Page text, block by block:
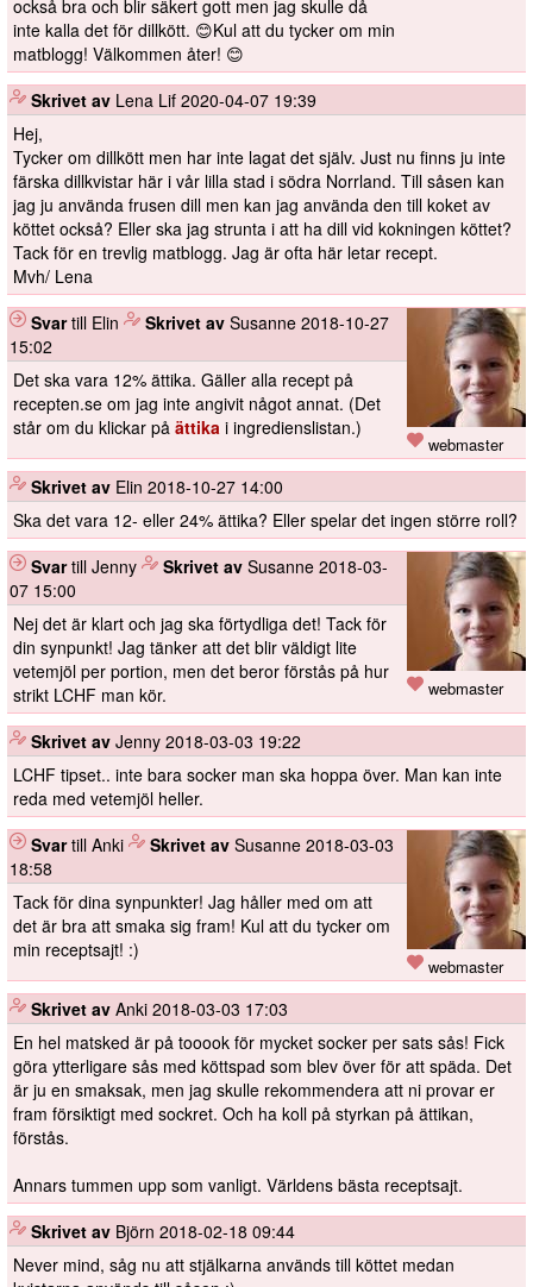
också bra och blir säkert gott men jag skulle då
inte kalla det för dillkött. 😊Kul att du tycker om min
matblogg! Välkommen åter! 😊
Skrivet av Lena Lif 2020-04-07 19:39
Hej,
Tycker om dillkött men har inte lagat det själv. Just nu finns ju inte
färska dillkvistar här i vår lilla stad i södra Norrland. Till såsen kan
jag ju använda frusen dill men kan jag använda den till koket av
köttet också? Eller ska jag strunta i att ha dill vid kokningen köttet?
Tack för en trevlig matblogg. Jag är ofta här letar recept.
Mvh/ Lena
webmaster
Svartill Elin Skrivet av Susanne 2018-10-27
15:02
Det ska vara 12% ättika. Gäller alla recept på
recepten.se om jag inte angivit något annat. (Det
står om du klickar på ättika i ingredienslistan.)
Skrivet av Elin 2018-10-27 14:00
Ska det vara 12- eller 24% ättika? Eller spelar det ingen större roll?
webmaster
Svartill Jenny Skrivet av Susanne 2018-03-
07 15:00
Nej det är klart och jag ska förtydliga det! Tack för
din synpunkt! Jag tänker att det blir väldigt lite
vetemjöl per portion, men det beror förstås på hur
strikt LCHF man kör.
Skrivet av Jenny 2018-03-03 19:22
LCHF tipset.. inte bara socker man ska hoppa över. Man kan inte
reda med vetemjöl heller.
webmaster
Svartill Anki Skrivet av Susanne 2018-03-03
18:58
Tack för dina synpunkter! Jag håller med om att
det är bra att smaka sig fram! Kul att du tycker om
min receptsajt! :)
Skrivet av Anki 2018-03-03 17:03
En hel matsked är på tooook för mycket socker per sats sås! Fick
göra ytterligare sås med köttspad som blev över för att späda. Det
är ju en smaksak, men jag skulle rekommendera att ni provar er
fram försiktigt med sockret. Och ha koll på styrkan på ättikan,
förstås.
Annars tummen upp som vanligt. Världens bästa receptsajt.
Skrivet av Björn 2018-02-18 09:44
Never mind, såg nu att stjälkarna används till köttet medan